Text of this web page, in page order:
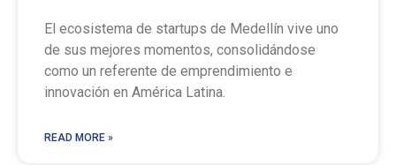
El ecosistema de startups de Medellín vive uno
de sus mejores momentos, consolidándose
como un referente de emprendimiento e
innovación en América Latina.
READ MORE »